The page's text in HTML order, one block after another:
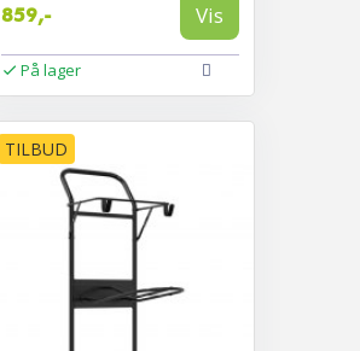
859,- Vis
På lager
TILBUD